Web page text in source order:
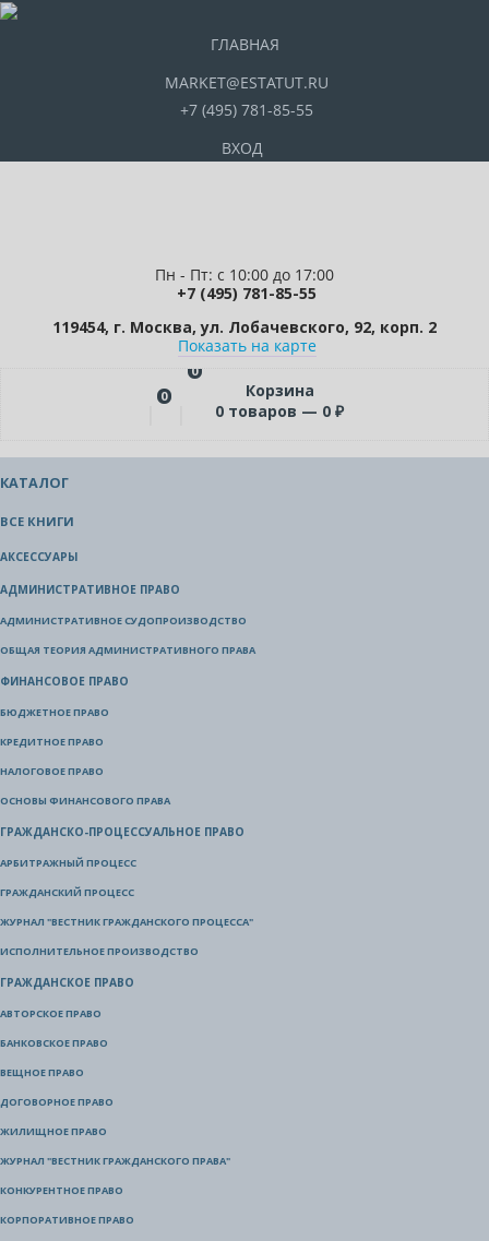
ГЛАВНАЯ
MARKET@ESTATUT.RU
+7 (495) 781-85-55
ВХОД
Пн - Пт: с 10:00 до 17:00
+7 (495) 781-85-55
119454, г. Москва, ул. Лобачевского, 92, корп. 2
Показать на карте
0
0
Корзина
0 товаров — 0 ₽
КАТАЛОГ
ВСЕ КНИГИ
АКСЕССУАРЫ
АДМИНИСТРАТИВНОЕ ПРАВО
АДМИНИСТРАТИВНОЕ СУДОПРОИЗВОДСТВО
ОБЩАЯ ТЕОРИЯ АДМИНИСТРАТИВНОГО ПРАВА
ФИНАНСОВОЕ ПРАВО
БЮДЖЕТНОЕ ПРАВО
КРЕДИТНОЕ ПРАВО
НАЛОГОВОЕ ПРАВО
ОСНОВЫ ФИНАНСОВОГО ПРАВА
ГРАЖДАНСКО-ПРОЦЕССУАЛЬНОЕ ПРАВО
АРБИТРАЖНЫЙ ПРОЦЕСС
ГРАЖДАНСКИЙ ПРОЦЕСС
ЖУРНАЛ "ВЕСТНИК ГРАЖДАНСКОГО ПРОЦЕССА"
ИСПОЛНИТЕЛЬНОЕ ПРОИЗВОДСТВО
ГРАЖДАНСКОЕ ПРАВО
АВТОРСКОЕ ПРАВО
БАНКОВСКОЕ ПРАВО
ВЕЩНОЕ ПРАВО
ДОГОВОРНОЕ ПРАВО
ЖИЛИЩНОЕ ПРАВО
ЖУРНАЛ "ВЕСТНИК ГРАЖДАНСКОГО ПРАВА"
КОНКУРЕНТНОЕ ПРАВО
КОРПОРАТИВНОЕ ПРАВО